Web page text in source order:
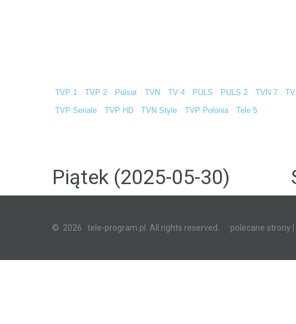
TVP 1 TVP 2 Polsat TVN TV 4 PULS PULS 2 TVN 7
TVP Seriale TVP HD TVN Style TVP Polonia Tele 5
Piątek (2025-05-30)
© 2026 tele-program.pl. All rights reserved. polecane strony